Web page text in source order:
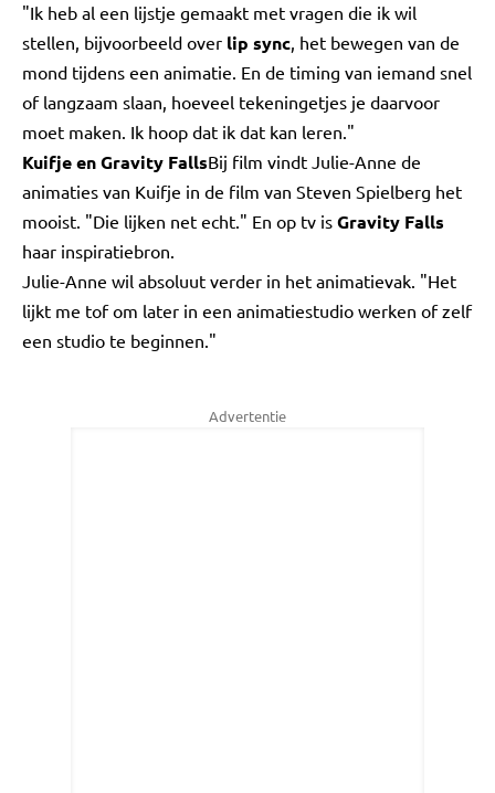
"Ik heb al een lijstje gemaakt met vragen die ik wil
stellen, bijvoorbeeld over lip sync, het bewegen van de
mond tijdens een animatie. En de timing van iemand snel
of langzaam slaan, hoeveel tekeningetjes je daarvoor
moet maken. Ik hoop dat ik dat kan leren."
Kuifje en Gravity FallsBij film vindt Julie-Anne de
animaties van Kuifje in de film van Steven Spielberg het
mooist. "Die lijken net echt." En op tv is Gravity Falls
haar inspiratiebron.
Julie-Anne wil absoluut verder in het animatievak. "Het
lijkt me tof om later in een animatiestudio werken of zelf
een studio te beginnen."
Advertentie